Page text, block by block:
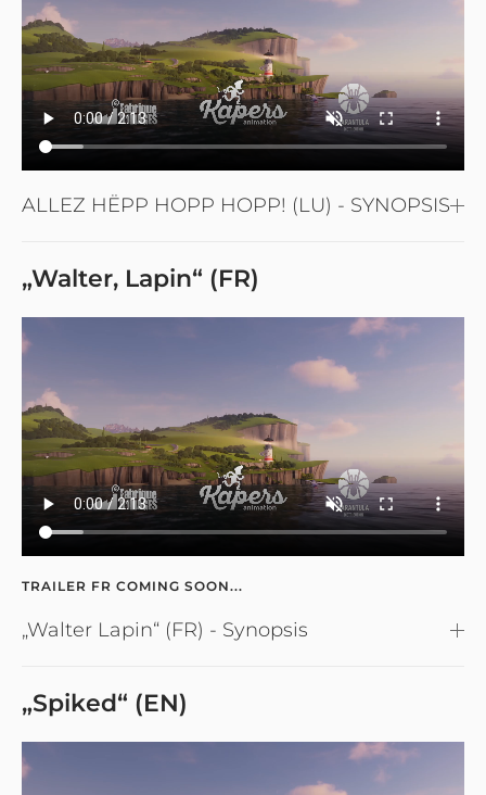
ALLEZ HËPP HOPP HOPP! (LU) - SYNOPSIS
„Walter, Lapin“ (FR)
TRAILER FR COMING SOON...
„Walter Lapin“ (FR) - Synopsis
„Spiked“ (EN)